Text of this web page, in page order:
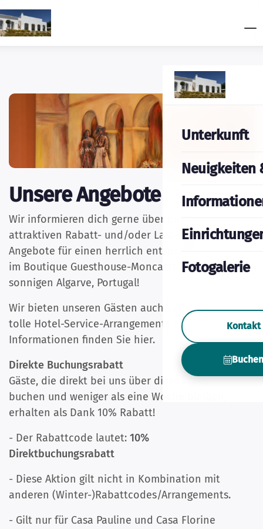
Unterkunft
Neuigkeiten
Fotogalerie
Kontakt
Unsere Angebote
Wir informieren dich gerne über unsere
attraktiven Rabatt- und/oder Last-Minute-
Angebote für einen herrlich entspannten Urlaub
im Boutique Guesthouse-Moncarapacho in der
sonnigen Algarve, Portugal!
Wir bieten unseren Gästen auch verschiedene
tolle Hotel-Service-Arrangements an. Weitere
Informationen finden Sie hier.
Direkte Buchungsrabatt
Gäste, die direkt bei uns über diese Website
buchen und weniger als eine Woche bleiben,
erhalten als Dank 10% Rabatt!
- Der Rabattcode lautet: 10%
Direktbuchungsrabatt
- Diese Aktion gilt nicht in Kombination mit
anderen (Winter-)Rabattcodes/Arrangements.
- Gilt nur für Casa Pauline und Casa Florine